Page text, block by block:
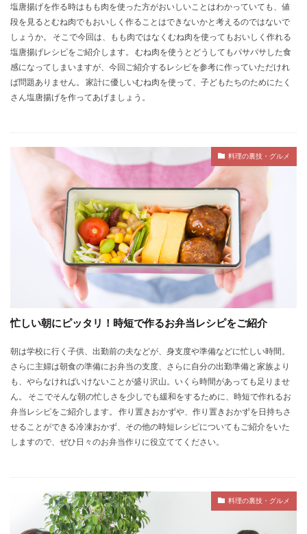
塩唐揚げを作る時はもも肉を使った方がおいしいことはわかっていても、値
段を見るとむね肉でもおいしく作ることはできないかと考えるのではないで
しょうか。 そこで今回は、もも肉ではなくむね肉を使ってもおいしく作れる
塩唐揚げレシピをご紹介します。 むね肉を使うとどうしてもパサパサした食
感になってしまいますが、今回ご紹介するレシピを参考に作っていただけれ
ば問題ありません。 家計に優しいむね肉を使って、子どもたちのためにたく
さん塩唐揚げを作ってあげましょう。
料理の裏技・グルメ
忙しい朝にピッタリ！時短で作るお弁当レシピをご紹介
朝は学校に行く子供、出勤前の夫などが、身支度や準備などに忙しい時間。
さらに主婦は朝食の準備にお弁当の支度、さらに自分の出勤準備と家族より
も、やらなければいけないことが盛り沢山。いくら時間があっても足りませ
ん。 そこでそんな朝の忙しさを少しでも緩和をするために、時短で作れるお
弁当レシピをご紹介します。 作り置きおかずや、作り置きおかずを日持ちさ
せることができる冷凍おかず、その他の時短レシピについてもご紹介をいた
しますので、ぜひ日々のお弁当作りに役立ててください。
料理の裏技・グルメ